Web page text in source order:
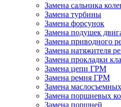
Замена сальника
Замена турбины
Замена форсунок
Замена подушек
Замена приводного
Замена натяжителя
Замена прокладки
Замена цепи ГРМ
Замена ремня ГРМ
Замена
Замена поршневых
Замена поршней